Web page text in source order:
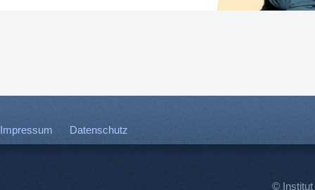
Impressum Datenschutz
© Institut